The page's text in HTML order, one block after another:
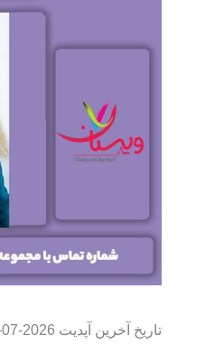
تاریخ آخرین آپدیت 2026-07-04 توسط